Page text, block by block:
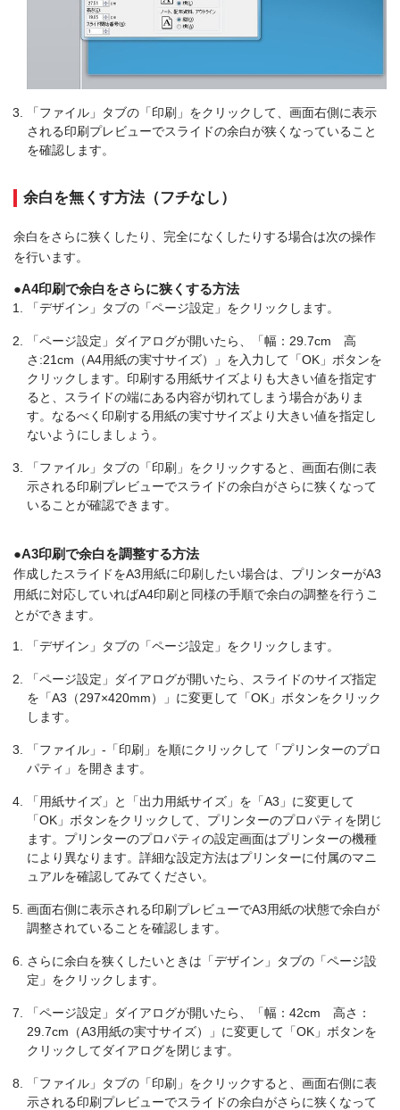
「ファイル」タブの「印刷」をクリックして、画面右側に表示
される印刷プレビューでスライドの余白が狭くなっていること
を確認します。
余白を無くす方法（フチなし）
余白をさらに狭くしたり、完全になくしたりする場合は次の操作
を行います。
●A4印刷で余白をさらに狭くする方法
「デザイン」タブの「ページ設定」をクリックします。
「ページ設定」ダイアログが開いたら、「幅：29.7cm 高
さ:21cm（A4用紙の実寸サイズ）」を入力して「OK」ボタンを
クリックします。印刷する用紙サイズよりも大きい値を指定す
ると、スライドの端にある内容が切れてしまう場合がありま
す。なるべく印刷する用紙の実寸サイズより大きい値を指定し
ないようにしましょう。
「ファイル」タブの「印刷」をクリックすると、画面右側に表
示される印刷プレビューでスライドの余白がさらに狭くなって
いることが確認できます。
●A3印刷で余白を調整する方法
作成したスライドをA3用紙に印刷したい場合は、プリンターがA3
用紙に対応していればA4印刷と同様の手順で余白の調整を行うこ
とができます。
「デザイン」タブの「ページ設定」をクリックします。
「ページ設定」ダイアログが開いたら、スライドのサイズ指定
を「A3（297×420mm）」に変更して「OK」ボタンをクリック
します。
「ファイル」-「印刷」を順にクリックして「プリンターのプロ
パティ」を開きます。
「用紙サイズ」と「出力用紙サイズ」を「A3」に変更して
「OK」ボタンをクリックして、プリンターのプロパティを閉じ
ます。プリンターのプロパティの設定画面はプリンターの機種
により異なります。詳細な設定方法はプリンターに付属のマニ
ュアルを確認してみてください。
画面右側に表示される印刷プレビューでA3用紙の状態で余白が
調整されていることを確認します。
さらに余白を狭くしたいときは「デザイン」タブの「ページ設
定」をクリックします。
「ページ設定」ダイアログが開いたら、「幅：42cm 高さ：
29.7cm（A3用紙の実寸サイズ）」に変更して「OK」ボタンを
クリックしてダイアログを閉じます。
「ファイル」タブの「印刷」をクリックすると、画面右側に表
示される印刷プレビューでスライドの余白がさらに狭くなって